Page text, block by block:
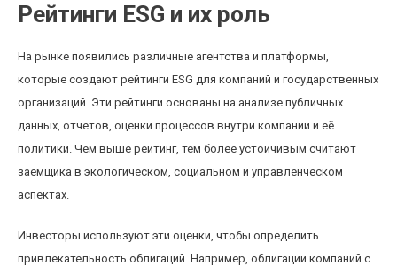
Рейтинги ESG и их роль
На рынке появились различные агентства и платформы,
которые создают рейтинги ESG для компаний и государственных
организаций. Эти рейтинги основаны на анализе публичных
данных, отчетов, оценки процессов внутри компании и её
политики. Чем выше рейтинг, тем более устойчивым считают
заемщика в экологическом, социальном и управленческом
аспектах.
Инвесторы используют эти оценки, чтобы определить
привлекательность облигаций. Например, облигации компаний с